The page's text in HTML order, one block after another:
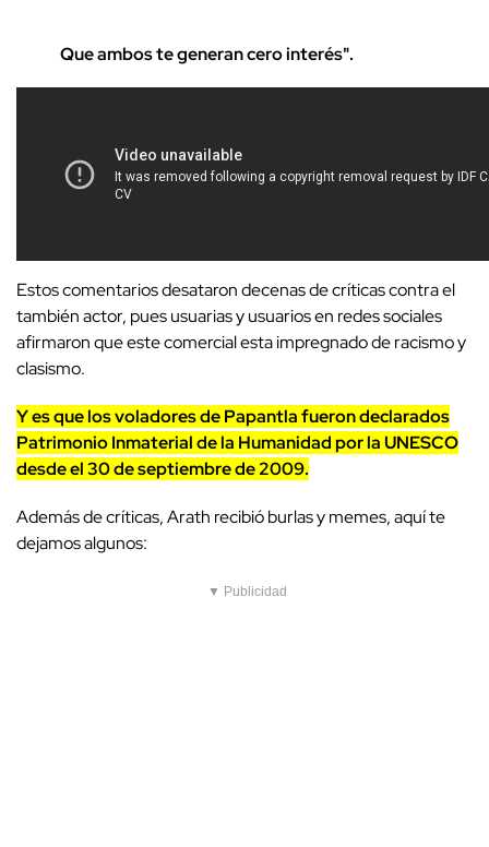
Que ambos te generan cero interés".
Estos comentarios desataron decenas de críticas contra el
también actor, pues usuarias y usuarios en redes sociales
afirmaron que este comercial esta impregnado de racismo y
clasismo.
Y es que los voladores de Papantla fueron declarados
Patrimonio Inmaterial de la Humanidad por la UNESCO
desde el 30 de septiembre de 2009.
Además de críticas, Arath recibió burlas y memes, aquí te
dejamos algunos:
▼ Publicidad